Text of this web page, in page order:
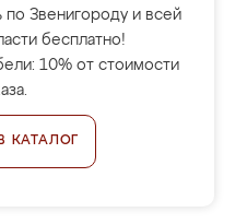
Звенигороду и всей
бесплатно!
10% от стоимости
КАТАЛОГ